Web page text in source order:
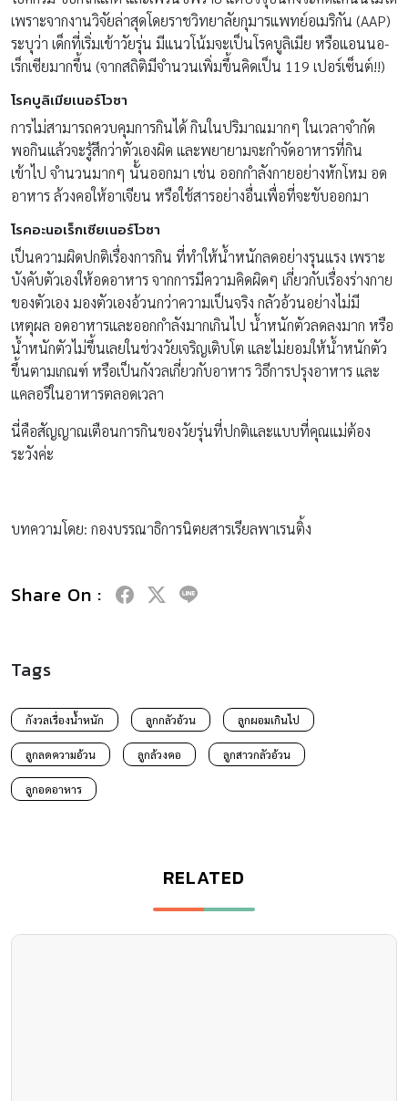
เพราะจากงานวิจัยล่าสุดโดยราชวิทยาลัยกุมารแพทย์อเมริกัน (AAP)
ระบุว่า เด็กที่เริ่มเข้าวัยรุ่น มีแนวโน้มจะเป็นโรคบูลิเมีย หรือแอนนอ-
เร็กเซียมากขึ้น (จากสถิติมีจำนวนเพิ่มขึ้นคิดเป็น 119 เปอร์เซ็นต์!!)
โรคบูลิเมียเนอร์โวซา
การไม่สามารถควบคุมการกินได้ กินในปริมาณมากๆ ในเวลาจำกัด
พอกินแล้วจะรู้สึกว่าตัวเองผิด และพยายามจะกำจัดอาหารที่กิน
เข้าไป จำนวนมากๆ นั้นออกมา เช่น ออกกำลังกายอย่างหักโหม อด
อาหาร ล้วงคอให้อาเจียน หรือใช้สารอย่างอื่นเพื่อที่จะขับออกมา
โรคอะนอเร็กเซียเนอร์โวซา
เป็นความผิดปกติเรื่องการกิน ที่ทำให้น้ำหนักลดอย่างรุนแรง เพราะ
บังคับตัวเองให้อดอาหาร จากการมีความคิดผิดๆ เกี่ยวกับเรื่องร่างกาย
ของตัวเอง มองตัวเองอ้วนกว่าความเป็นจริง กลัวอ้วนอย่างไม่มี
เหตุผล อดอาหารและออกกำลังมากเกินไป น้ำหนักตัวลดลงมาก หรือ
น้ำหนักตัวไม่ขึ้นเลยในช่วงวัยเจริญเติบโต และไม่ยอมให้น้ำหนักตัว
ขึ้นตามเกณฑ์ หรือเป็นกังวลเกี่ยวกับอาหาร วิธีการปรุงอาหาร และ
แคลอรีในอาหารตลอดเวลา
นี่คือสัญญาณเตือนการกินของวัยรุ่นที่ปกติและแบบที่คุณแม่ต้อง
ระวังค่ะ
บทความโดย: กองบรรณาธิการนิตยสารเรียลพาเรนติ้ง
Share On :
Tags
กังวลเรื่องน้ำหนัก ลูกกลัวอ้วน ลูกผอมเกินไป
ลูกลดความอ้วน ลูกล้วงคอ ลูกสาวกลัวอ้วน
ลูกอดอาหาร
RELATED